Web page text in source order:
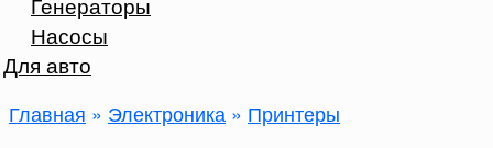
Насосы
Для авто
Главная » Электроника » Принтеры